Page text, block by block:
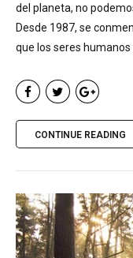
del planeta, no
Desde 1987, se
que los seres humanos
CONTINUE READING